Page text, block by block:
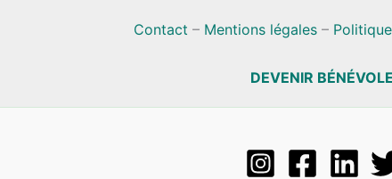
Contact – Mentions légales–
DEVENIR BÉNÉVOLE